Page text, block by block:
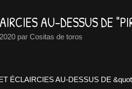
AU-DESSUS DE
par Cositas de toros